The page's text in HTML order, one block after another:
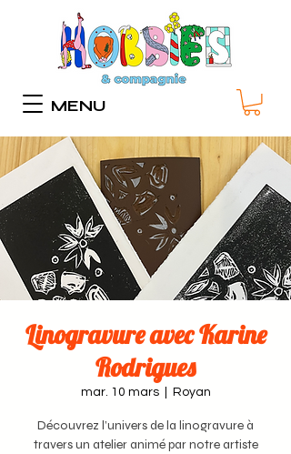
MENU
Linogravure avec Karine
Rodrigues
mar. 10 mars
  |
Royan
Découvrez l’univers de la linogravure à
travers un atelier animé par notre artiste